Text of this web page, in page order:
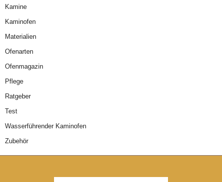
Kamine
Kaminofen
Materialien
Ofenarten
Ofenmagazin
Pflege
Ratgeber
Test
Wasserführender Kaminofen
Zubehör